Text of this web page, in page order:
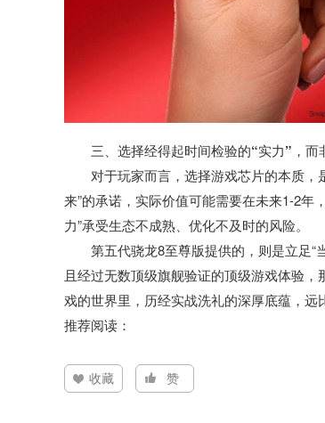
三、选择经得起时间检验的“实力”，而
对于玩家而言，选择游戏芯片的本质，
来”的承诺，实际价值可能需要在未来1-2年
力”承受生态不成熟、优化不及时的风险。
第五代骁龙8至尊版提供的，则是立足“
且经过无数顶级旗舰验证的顶级游戏体验
戏的世界里，历经实战洗礼的深厚底蕴，远
推荐阅读：
收藏 赞